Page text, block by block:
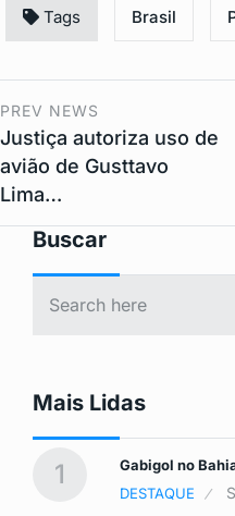
Tags Brasil
PREV NEWS
Justiça autoriza uso de
avião de Gusttavo
Lima…
Buscar
Mais Lidas
1
Gabigol no
DESTAQUE